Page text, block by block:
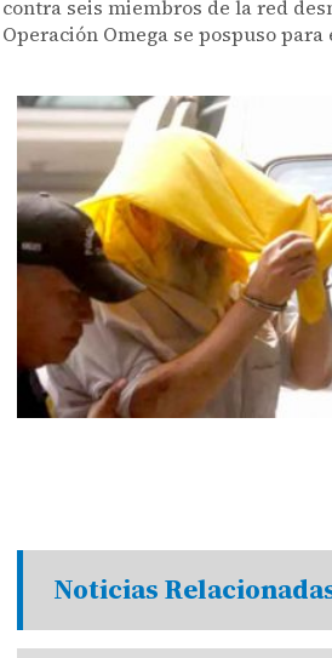
contra seis miembros de la red
Operación Omega se pospuso para
Noticias